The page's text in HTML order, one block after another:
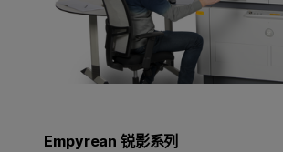
Empyrean 锐影系列